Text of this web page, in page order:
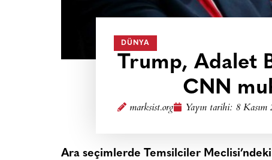
DÜNYA
Trump, Adalet
CNN
marksist.org Yayın tarihi: 8
Ara seçimlerde Temsilciler